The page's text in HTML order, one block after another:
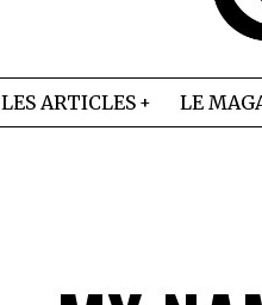
LES ARTICLES LE